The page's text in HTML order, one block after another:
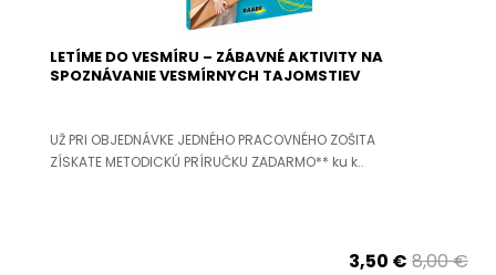
LETÍME DO VESMÍRU – ZÁBAVNÉ AKTIVITY NA
SPOZNÁVANIE VESMÍRNYCH TAJOMSTIEV
UŽ PRI OBJEDNÁVKE JEDNÉHO PRACOVNÉHO ZOŠITA
ZÍSKATE METODICKÚ PRÍRUČKU ZADARMO** ku k..
3,50 € 8,00 €